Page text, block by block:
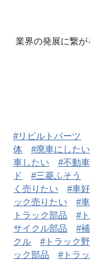
業界の発展に繋
リビルトパーツ
体
廃車にしたい
車したい
不動車
ド
三菱ふそう
く売りたい
車
ック売りたい
トラック部品
サイクル部品
クル
トラック
ック部品
トラ